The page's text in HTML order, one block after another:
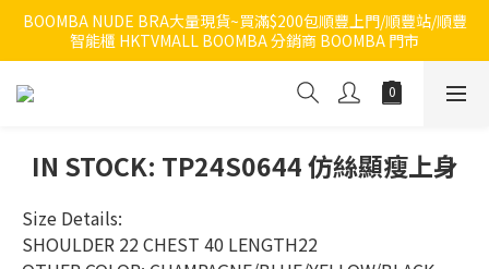
BOOMBA NUDE BRA大量現貨~買滿$200包順豐上門/順豐站/順豐
智能櫃 HKTVMALL BOOMBA 分銷商 BOOMBA 門市
IN STOCK: TP24S0644 仿絲顯瘦上身
Size Details:
SHOULDER 22 CHEST 40 LENGTH22